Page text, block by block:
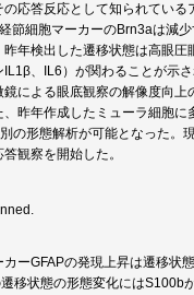
応答反応として知られている
節細胞マーカーのBrn3aは減
年検出した遷移状態は高眼圧
、IL6）が関わることが示
による眼底観察の解像度向上
昨年作成したミューラ細胞
の形態解析が可能となった。
観察を開始した。
ーGFAPの発現上昇は遷移状
移状態の形態変化にはS100b